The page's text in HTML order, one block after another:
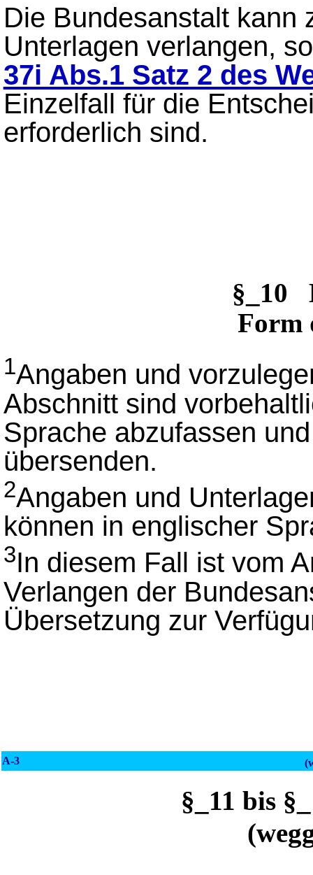
Die Bundesanstalt kann
Unterlagen verlangen,
37i Abs.1 Satz 2 des
Einzelfall für die
erforderlich sind.
§_10
Form
1Angaben und
Abschnitt sind
Sprache abzufassen
übersenden.
2Angaben und
können in englischer
3In diesem Fall ist vom
Verlangen der
Übersetzung zur
A-3
§_11 bis